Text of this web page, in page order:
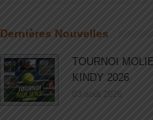
Dernières Nouvelles
TOURNOI
KINDY 2026
03 août 2026